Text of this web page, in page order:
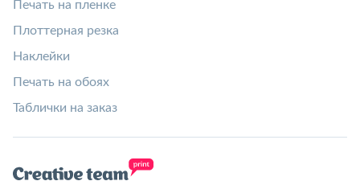
Печать на пленке
Плоттерная резка
Наклейки
Печать на обоях
Таблички на заказ